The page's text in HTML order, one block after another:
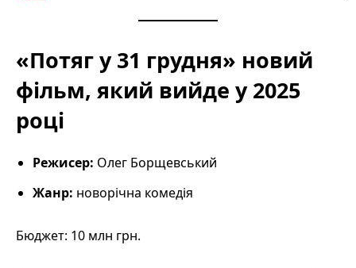
«Потяг у 31 грудня» новий
фільм, який вийде у 2025
році
Режисер: Олег Борщевський
Жанр: новорічна комедія
Бюджет: 10 млн грн.